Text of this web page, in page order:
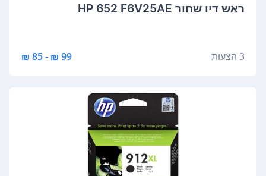
‏ראש דיו ‏שחור HP 652 F6V25AE
3 הצעות 99 ₪ - 85 ₪